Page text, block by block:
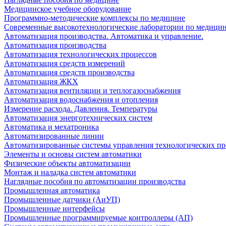
Медицинское учебное оборудование
Программно-методические комплексы по медицине
Современные высокотехнологические лаборатории по
Автоматизация производства. Автоматика и управление.
Автоматизация производства
Автоматизация технологических процессов
Автоматизация средств измерений
Автоматизация средств производства
Автоматизация ЖКХ
Автоматизация вентиляции и теплогазоснабжения
Автоматизация водоснабжения и отопления
Измерение расхода. Давления. Температуры
Автоматизация энерготехнических систем
Автоматика и мехатроника
Автоматизированные линии
Автоматизированные системы управления технологических
Элементы и основы систем автоматики
Физические объекты автоматизации
Монтаж и наладка систем автоматики
Наглядные пособия по автоматизации производства
Промышленная автоматика
Промышленные датчики (АиУП)
Промышленные интерфейсы
Промышленные программируемые контроллеры (АП)